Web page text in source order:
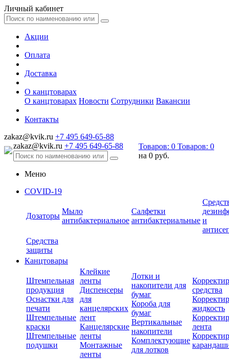
Личный кабинет
Акции
Оплата
Доставка
О канцтоварах
О канцтоварах Новости Сотрудники Вакансии
Контакты
zakaz@kvik.ru +7 495 649-65-88
zakaz@kvik.ru +7 495 649-65-88 Товаров: 0 Товаров: 0
на 0 руб.
Меню
COVID-19
Дозаторы
Мыло
антибактериальное
Салфетки
антибактериальные и
Средства
защиты
Канцтовары
Штемпельная
продукция
Оснастки для
печати
Штемпельные
краски
Штемпельные
подушки
Клейкие
ленты
Диспенсеры
для
канцелярских
лент
Канцелярские
ленты
Монтажные
ленты
Лотки и
накопители для
бумаг
Короба для
бумаг
Вертикальные
накопители
Комплектующие
для лотков
средства
жидкость
лента